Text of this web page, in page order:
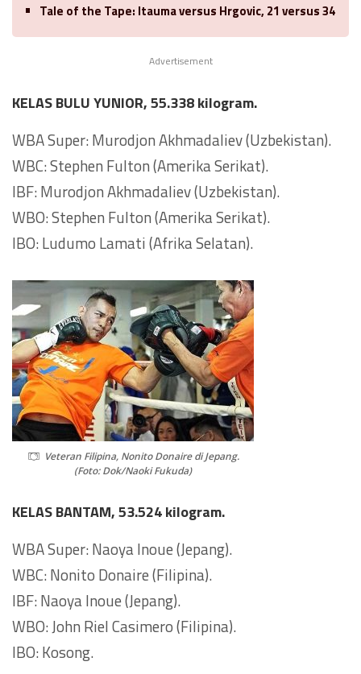
Tale of the Tape: Itauma versus Hrgovic, 21 versus 34
Advertisement
KELAS BULU YUNIOR, 55.338 kilogram.
WBA Super: Murodjon Akhmadaliev (Uzbekistan).
WBC: Stephen Fulton (Amerika Serikat).
IBF: Murodjon Akhmadaliev (Uzbekistan).
WBO: Stephen Fulton (Amerika Serikat).
IBO: Ludumo Lamati (Afrika Selatan).
Veteran Filipina, Nonito Donaire di Jepang.
(Foto: Dok/Naoki Fukuda)
KELAS BANTAM, 53.524 kilogram.
WBA Super: Naoya Inoue (Jepang).
WBC: Nonito Donaire (Filipina).
IBF: Naoya Inoue (Jepang).
WBO: John Riel Casimero (Filipina).
IBO: Kosong.